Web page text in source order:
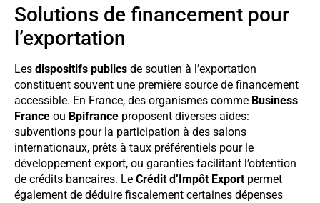
Solutions de financement pour
l’exportation
Les dispositifs publics de soutien à l’exportation
constituent souvent une première source de financement
accessible. En France, des organismes comme Business
France ou Bpifrance proposent diverses aides:
subventions pour la participation à des salons
internationaux, prêts à taux préférentiels pour le
développement export, ou garanties facilitant l’obtention
de crédits bancaires. Le Crédit d’Impôt Export permet
également de déduire fiscalement certaines dépenses